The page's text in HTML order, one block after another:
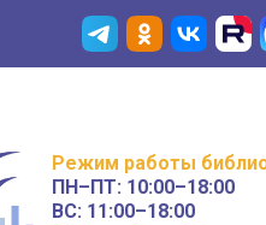
Режим работы
ПН–ПТ: 10:00–18:00
ВС: 11:00–18:00